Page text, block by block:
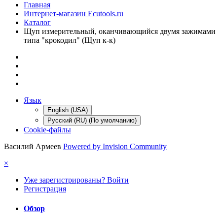
Главная
Интернет-магазин Ecutools.ru
Каталог
Щуп измерительный, оканчивающийся двумя зажимами
типа "крокодил" (Щуп к-к)
Язык
English (USA)
Русский (RU) (По умолчанию)
Cookie-файлы
Василий Армеев Powered by Invision Community
×
Уже зарегистрированы? Войти
Регистрация
Обзор